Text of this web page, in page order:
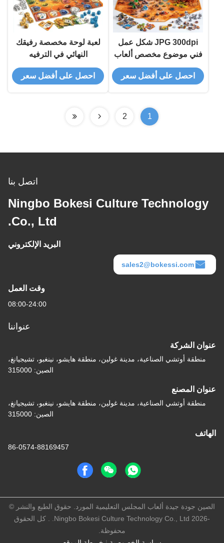
JPG 300dpi شكل عمل
فني موضوع مخصص ألعاب
لوحة قابلة للطباعة للمتعة
والترفيه اللانهائية
احصل على أفضل سعر
لعبة لوحة مخصصة رفيقك
النهائي في الترفيه
والاستراتيجية
احصل على أفضل سعر
1
2
اتصل بنا
Ningbo Bokesi Culture Technology
Co., Ltd.
البريد الإلكتروني
sales2@bokessi.com
وقت العمل
08:00-24:00
عنواننا
عنوان الشركة
منطقة أوتشي الصناعية، مدينة غولين، منطقة هايشو، نينغبو، تشيجيانغ،
الصين: 315000
عنوان المصنع
منطقة أوتشي الصناعية، مدينة غولين، منطقة هايشو، نينغبو، تشيجيانغ،
الصين: 315000
الهاتف
86-0574-88169457
الصين جودة جيدة ألعاب المجلس التعليمية المورد. حقوق الطبع والنشر ©
-2026 Ningbo Bokesi Culture Technology Co., Ltd. . كل الحقوق
محفوظة.